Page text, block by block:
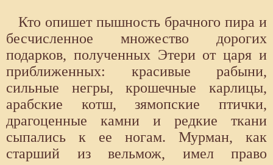
Кто опишет пышность брачного пира и
бесчисленное множество дорогих
подарков, полученных Этери от царя и
приближенных: красивые рабыни,
сильные негры, крошечные карлицы,
арабские котш, зямопские птички,
драгоценные камни и редкие ткани
сыпались к ее ногам. Мурман, как
старший из вельмож, имел право